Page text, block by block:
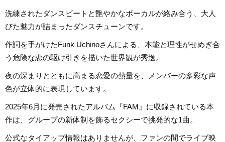
洗練されたダンスビートと艶やかなボーカルが絡み合う、大人
びた魅力が詰まったダンスチューンです。
作詞を手がけたFunk Uchinoさんによる、本能と理性がせめぎ合
う危険な恋の駆け引きを描いた世界観が秀逸。
夜の深まりとともに高まる恋愛の熱量を、メンバーの多彩な声
色が立体的に表現しています。
2025年6月に発売されたアルバム『FAM』に収録されている本
作は、グループの新体制を飾るセクシーで挑発的な1曲。
公式なタイアップ情報はありませんが、ファンの間でライブ映